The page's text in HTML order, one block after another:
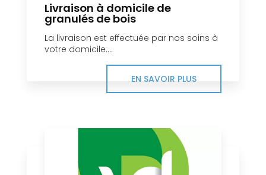
Livraison à domicile de
granulés de bois
La livraison est effectuée par nos soins à
votre domicile....
EN SAVOIR PLUS